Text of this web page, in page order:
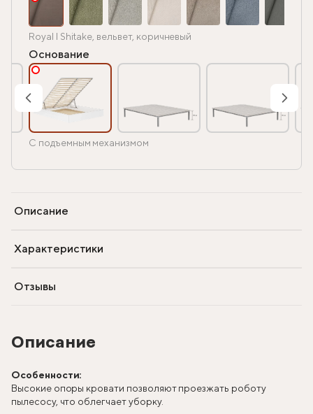
Описание
Особенности:
Высокие опоры кровати позволяют проезжать роботу
пылесосу, что облегчает уборку.
Royal I Shitake, вельвет, коричневый
Основание
С подъемным механизмом
Описание
Характеристики
Отзывы